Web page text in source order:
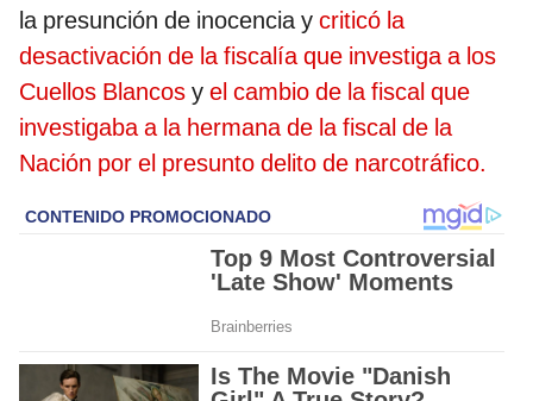
la presunción de inocencia y criticó la
desactivación de la fiscalía que investiga a los
Cuellos Blancos y el cambio de la fiscal que
investigaba a la hermana de la fiscal de la
Nación por el presunto delito de narcotráfico.